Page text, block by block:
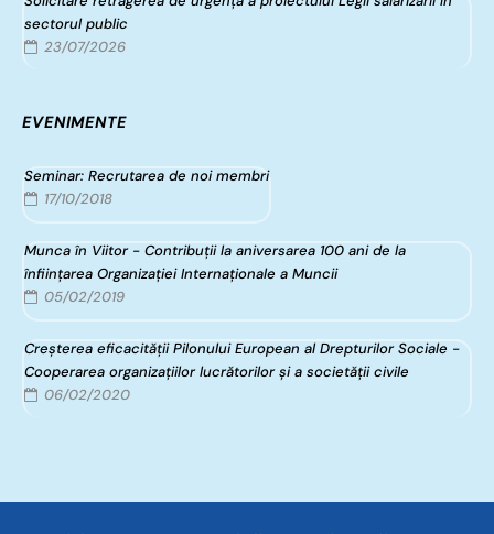
sectorul public
23/07/2026
EVENIMENTE
Seminar: Recrutarea de noi membri
17/10/2018
Munca în Viitor - Contribuții la aniversarea 100 ani de la
înfiinţarea Organizaţiei Internaţionale a Muncii
05/02/2019
Creșterea eficacității Pilonului European al Drepturilor Sociale -
Cooperarea organizațiilor lucrătorilor și a societății civile
06/02/2020